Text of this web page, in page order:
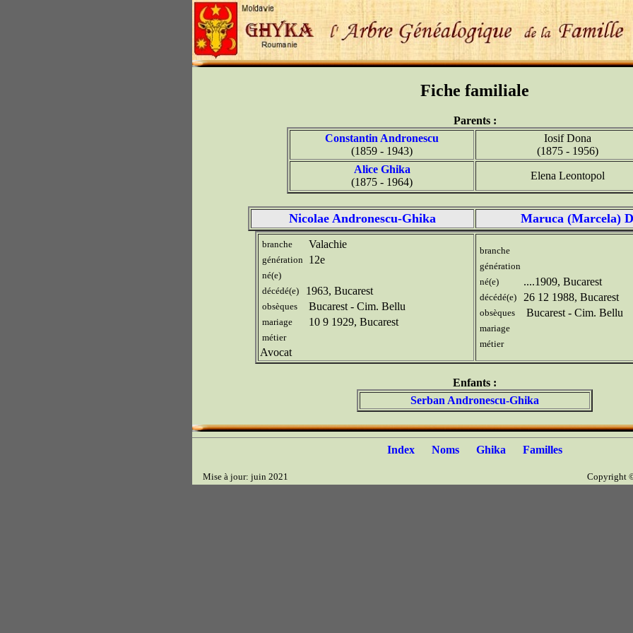
Fiche familiale
Parents :
Constantin Andronescu
(1859 - 1943)
Iosif Dona
(1875 - 1956)
Alice Ghika
(1875 - 1964)
Elena Leontopol
Nicolae Andronescu-Ghika Maruca (Marcela)
branche Valachie
génération 12e
né(e)
décédé(e)
1963, Bucarest
obsèques Bucarest - Cim. Bellu
mariage 10 9 1929, Bucarest
métier
Avocat
branche
génération
né(e)
....1909, Bucarest
décédé(e) 26 12 1988, Bucarest
obsèques Bucarest - Cim. Bellu
mariage
métier
Enfants :
Serban Andronescu-Ghika
Index Noms Ghika Familles
Mise à jour: juin 2021 Copyright